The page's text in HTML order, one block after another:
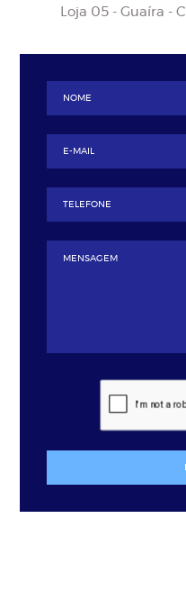
Loja 05 - Guaíra -